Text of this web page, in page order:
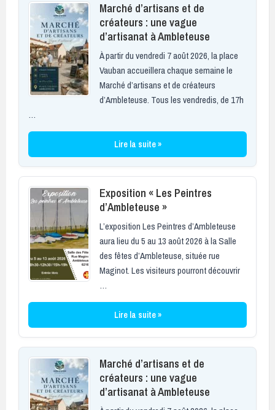
Marché d’artisans et de
créateurs : une vague
d’artisanat à Ambleteuse
À partir du vendredi 7 août 2026, la place
Vauban accueillera chaque semaine le
Marché d’artisans et de créateurs
d’Ambleteuse. Tous les vendredis, de 17h
…
Lire la suite »
Exposition « Les Peintres
d’Ambleteuse »
L’exposition Les Peintres d’Ambleteuse
aura lieu du 5 au 13 août 2026 à la Salle
des fêtes d’Ambleteuse, située rue
Maginot. Les visiteurs pourront découvrir
…
Lire la suite »
Marché d’artisans et de
créateurs : une vague
d’artisanat à Ambleteuse